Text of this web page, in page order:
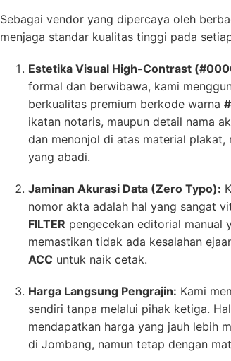
Sebagai vendor yang dipercaya oleh
menjaga standar kualitas tinggi pada
Estetika Visual High-Contrast
formal dan berwibawa, kami
berkualitas premium berkode warna
ikatan notaris, maupun detail nama
dan menonjol di atas material
yang abadi.
Jaminan Akurasi Data (Zero Typo):
nomor akta adalah hal yang sangat
FILTER pengecekan editorial manual
memastikan tidak ada kesalahan
ACC untuk naik cetak.
Harga Langsung Pengrajin: Kami
sendiri tanpa melalui pihak ketiga.
mendapatkan harga yang jauh lebih
di Jombang, namun tetap dengan